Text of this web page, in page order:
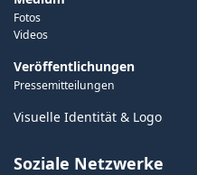
Fotos
Videos
Veröffentlichungen
Pressemitteilungen
Visuelle Identität & Logo
Soziale Netzwerke